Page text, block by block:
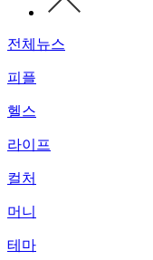
전체뉴스
피플
헬스
라이프
컬처
머니
테마